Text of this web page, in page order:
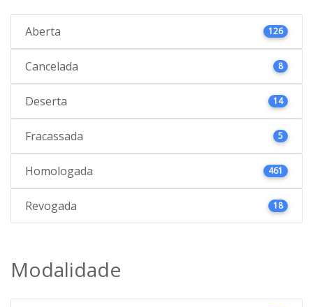
Aberta 126
Cancelada 8
Deserta 14
Fracassada 5
Homologada 461
Revogada 18
Modalidade